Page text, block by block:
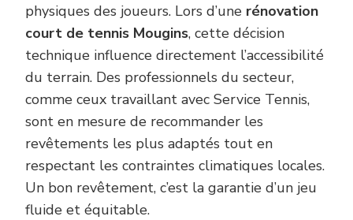
physiques des joueurs. Lors d’une rénovation
court de tennis Mougins, cette décision
technique influence directement l’accessibilité
du terrain. Des professionnels du secteur,
comme ceux travaillant avec Service Tennis,
sont en mesure de recommander les
revêtements les plus adaptés tout en
respectant les contraintes climatiques locales.
Un bon revêtement, c’est la garantie d’un jeu
fluide et équitable.